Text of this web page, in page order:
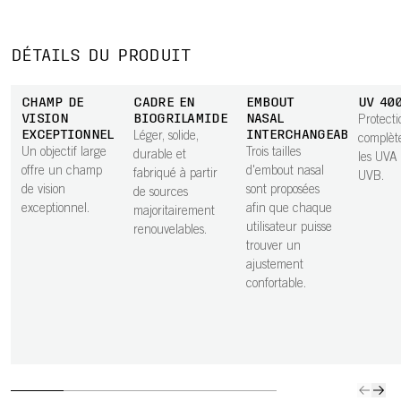
DÉTAILS DU PRODUIT
CHAMP DE
VISION
EXCEPTIONNEL
Un objectif large
offre un champ
de vision
exceptionnel.
CADRE EN
BIOGRILAMIDE
Léger, solide,
durable et
fabriqué à partir
de sources
majoritairement
renouvelables.
EMBOUT
NASAL
INTERCHANGEABLE
Trois tailles
d'embout nasal
sont proposées
afin que chaque
utilisateur puisse
trouver un
ajustement
confortable.
UV
les UVA
UVB.